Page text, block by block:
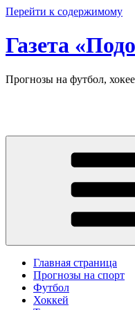
Перейти к содержимому
Газета
Прогнозы на футбол,
Главная страница
Прогнозы на спорт
Футбол
Хоккей